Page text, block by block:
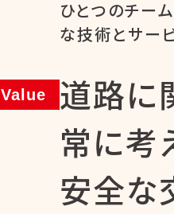
ひとつのチー
な技術とサー
Value
道路に
常に考
安全な